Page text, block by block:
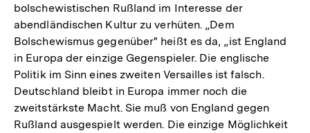
bolschewistischen Rußland im Interesse der
abendländischen Kultur zu verhüten. „Dem
Bolschewismus gegenüber" heißt es da, „ist England
in Europa der einzige Gegenspieler. Die englische
Politik im Sinn eines zweiten Versailles ist falsch.
Deutschland bleibt in Europa immer noch die
zweitstärkste Macht. Sie muß von England gegen
Rußland ausgespielt werden. Die einzige Möglichkeit